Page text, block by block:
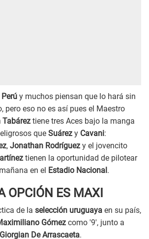
Perú y muchos piensan que lo hará sin
pero eso no es así pues el Maestro
Tabárez tiene tres Aces bajo la manga
que Suárez y Cavani:
, Jonathan Rodríguez y el jovencito
tienen la oportunidad de pilotear
en el Estadio Nacional.
OPCIÓN ES MAXI
de la selección uruguaya en su país,
Gómez como '9', junto a
Giorgian De Arrascaeta.